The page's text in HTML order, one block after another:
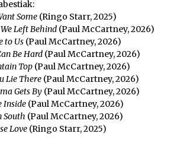
2026/07/03
MUSIBLA #297: Bide, Boards Of Canada, Somak,
Twisted Teens, Underscores, Habia
2026/07/02
Some(Ringo Starr, 2025)
Left Behind(Paul McCartney, 2026)
to Us(Paul McCartney, 2026)
Be Hard(Paul McCartney, 2026)
Top(Paul McCartney, 2026)
Lie There(Paul McCartney, 2026)
Gets By(Paul McCartney, 2026)
Inside(Paul McCartney, 2026)
South (Paul McCartney, 2026)
Love(Ringo Starr, 2025)